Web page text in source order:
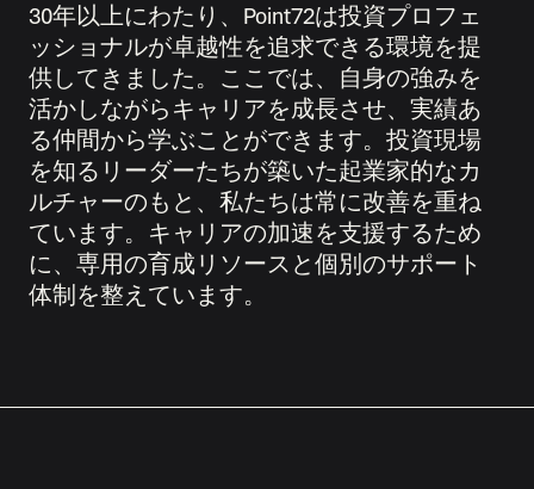
30年以上にわたり、Point72は投資プロフェ
ッショナルが卓越性を追求できる環境を提
供してきました。ここでは、自身の強みを
活かしながらキャリアを成長させ、実績あ
る仲間から学ぶことができます。投資現場
を知るリーダーたちが築いた起業家的なカ
ルチャーのもと、私たちは常に改善を重ね
ています。キャリアの加速を支援するため
に、専用の育成リソースと個別のサポート
体制を整えています。